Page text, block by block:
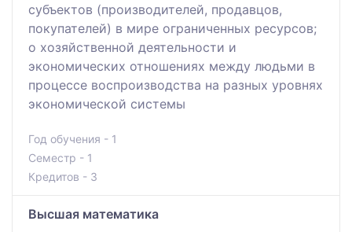
субъектов (производителей, продавцов,
покупателей) в мире ограниченных ресурсов;
о хозяйственной деятельности и
экономических отношениях между людьми в
процессе воспроизводства на разных уровнях
экономической системы
Год обучения - 1
Семестр - 1
Кредитов - 3
Высшая математика